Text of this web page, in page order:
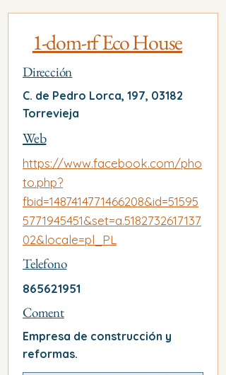
1-dom-rf Eco House
Dirección
C. de Pedro Lorca, 197, 03182
Torrevieja
Web
https://www.facebook.com/pho
to.php?
fbid=1487414771466208&id=51595
5771945451&set=a.5182732617137
02&locale=pl_PL
Telefono
865621951
Coment
Empresa de construcción y
reformas.